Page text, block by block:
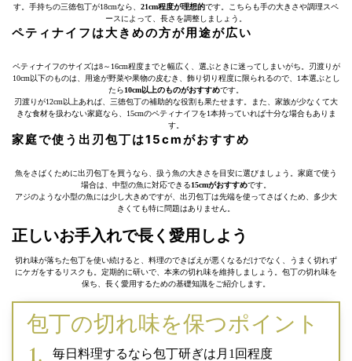
す。手持ちの三徳包丁が18cmなら、 21cm程度が理想的です。こちらも手の大きさや調理スペ
ースによって、長さを調整しましょう。
ペティナイフは大きめの方が用途が広い
ペティナイフのサイズは8～16cm程度までと幅広く、選ぶときに迷ってしまいがち。刃渡りが
10cm以下のものは、用途が野菜や果物の皮むき、飾り切り程度に限られるので、1本選ぶとし
たら10cm以上のものがおすすめです。
刃渡りが12cm以上あれば、三徳包丁の補助的な役割も果たせます。また、家族が少なくて大
きな食材を扱わない家庭なら、15cmのペティナイフを1本持っていれば十分な場合もありま
す。
家庭で使う出刃包丁は15cmがおすすめ
魚をさばくために出刃包丁を買うなら、扱う魚の大きさを目安に選びましょう。家庭で使う
場合は、中型の魚に対応できる15cmがおすすめです。
アジのような小型の魚には少し大きめですが、出刃包丁は先端を使ってさばくため、多少大
きくても特に問題はありません。
正しいお手入れで長く愛用しよう
切れ味が落ちた包丁を使い続けると、料理のできばえが悪くなるだけでなく、うまく切れず
にケガをするリスクも。定期的に研いで、本来の切れ味を維持しましょう。包丁の切れ味を
保ち、長く愛用するための基礎知識をご紹介します。
包丁の切れ味を保つポイント
毎日料理するなら包丁研ぎは月1回程度